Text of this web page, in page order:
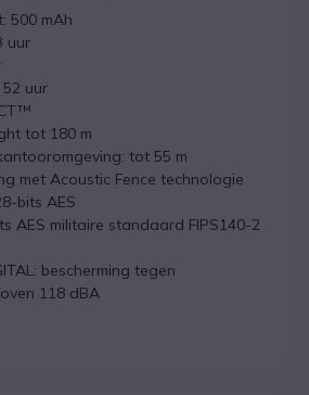
500 mAh
uur
uur
tot 180 m
tot 55 m
met Acoustic Fence technologie
bits AES
AES militaire standaard FIPS140-2
bescherming tegen
118 dBA